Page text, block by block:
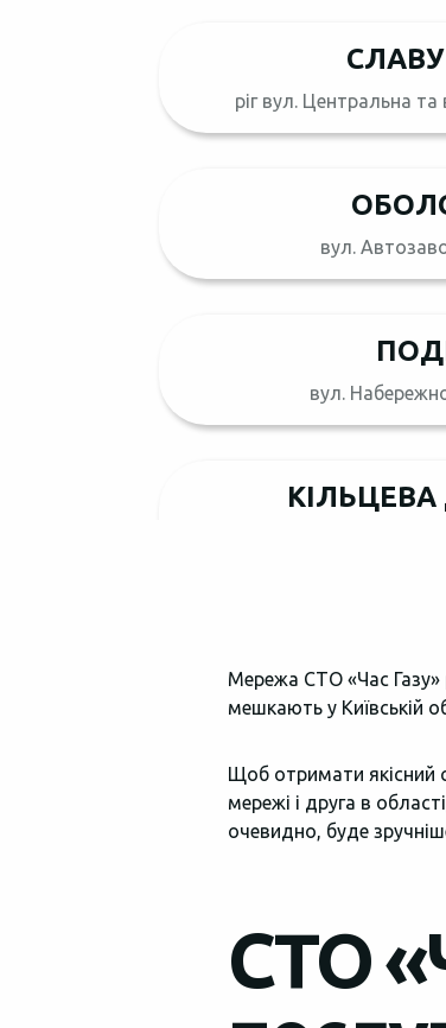
ріг вул. Центральна
вул.
вул.
вул. Академіка
st.
вул.
Мережа СТО «Час Газу»
мешкають у Київській
Щоб отримати якісний
мережі і друга в
очевидно, буде
СТО